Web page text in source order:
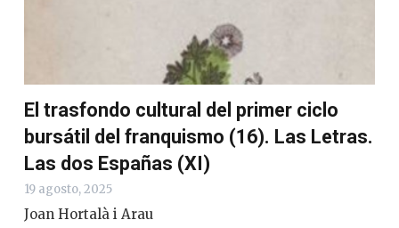
El trasfondo cultural del primer ciclo
bursátil del franquismo (16). Las Letras.
Las dos Españas (XI)
19 agosto, 2025
Joan Hortalà i Arau